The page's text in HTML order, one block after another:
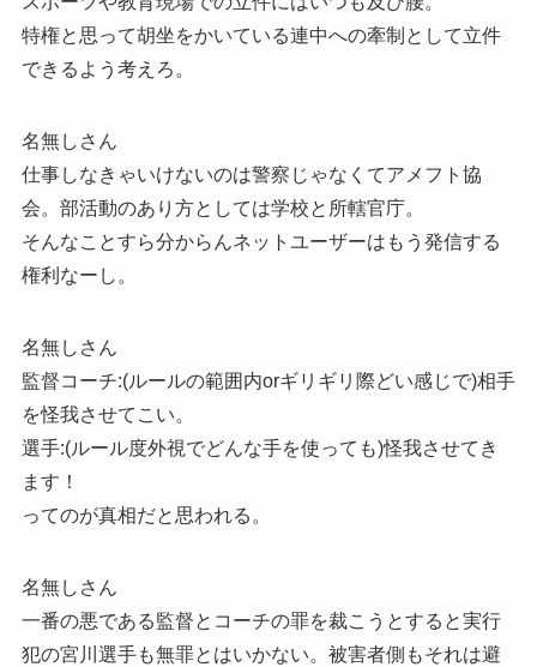
特権と思って胡坐をかいている連中への牽制として立件
できるよう考えろ。
名無しさん
仕事しなきゃいけないのは警察じゃなくてアメフト協
会。部活動のあり方としては学校と所轄官庁。
そんなことすら分からんネットユーザーはもう発信する
権利なーし。
名無しさん
監督コーチ:(ルールの範囲内orギリギリ際どい感じで)相手
を怪我させてこい。
選手:(ルール度外視でどんな手を使っても)怪我させてき
ます！
ってのが真相だと思われる。
名無しさん
一番の悪である監督とコーチの罪を裁こうとすると実行
犯の宮川選手も無罪とはいかない。被害者側もそれは避